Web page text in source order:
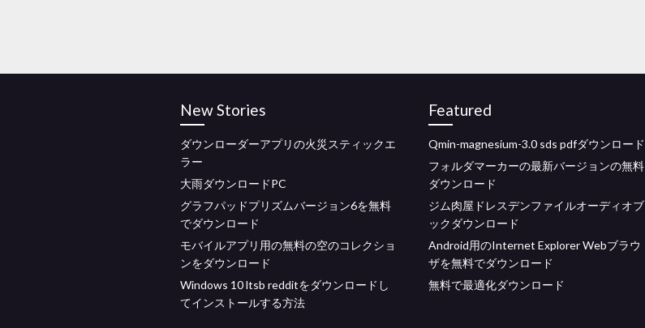
New Stories
ダウンローダーアプリの火災スティックエ
ラー
大雨ダウンロードPC
グラフパッドプリズムバージョン6を無料
でダウンロード
モバイルアプリ用の無料の空のコレクショ
ンをダウンロード
Windows 10 ltsb redditをダウンロードし
てインストールする方法
Featured
Qmin-magnesium-3.0 sds pdfダウンロード
フォルダマーカーの最新バージョンの無料
ダウンロード
ジム肉屋ドレスデンファイルオーディオブ
ックダウンロード
Android用のInternet Explorer Webブラウ
ザを無料でダウンロード
無料で最適化ダウンロード